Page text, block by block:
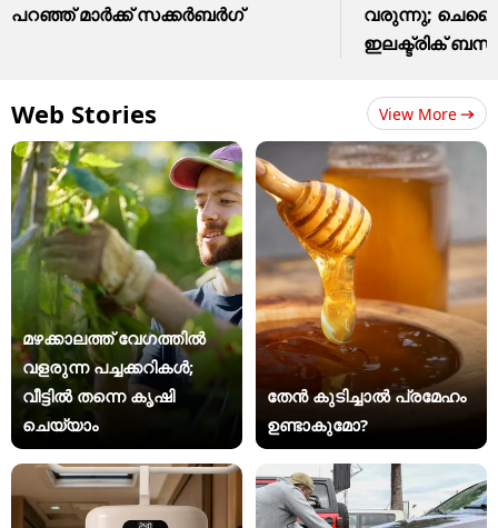
പറഞ്ഞ് മാർക്ക് സക്കർബർഗ്
വരുന്നു;
ഇലക്ട്രിക്
Web Stories View More
മഴക്കാലത്ത് വേഗത്തിൽ
വളരുന്ന പച്ചക്കറികൾ;
വീട്ടിൽ തന്നെ കൃഷി
ചെയ്യാം
തേൻ കുടിച്ചാൽ പ്രമേഹം
ഉണ്ടാകുമോ?